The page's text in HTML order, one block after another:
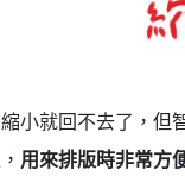
小就回不去了，但
用來排版時非常方